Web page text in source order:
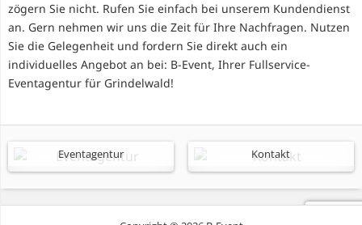
zögern Sie nicht. Rufen Sie einfach bei unserem Kundendienst
an. Gern nehmen wir uns die Zeit für Ihre Nachfragen. Nutzen
Sie die Gelegenheit und fordern Sie direkt auch ein
individuelles Angebot an bei: B-Event, Ihrer Fullservice-
Eventagentur für Grindelwald!
Eventagentur Kontakt